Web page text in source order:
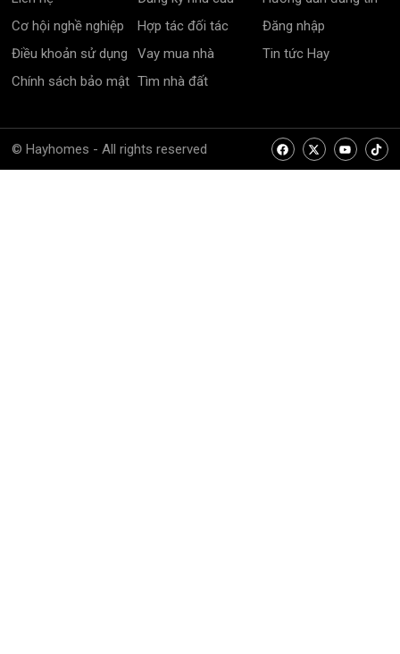
Cơ hội nghề nghiệp
Điều khoản sử dụng
Chính sách bảo mật
Hợp tác đối tác
Vay mua nhà
Tìm nhà đất
Đăng nhập
Tin tức Hay
© Hayhomes - All rights reserved